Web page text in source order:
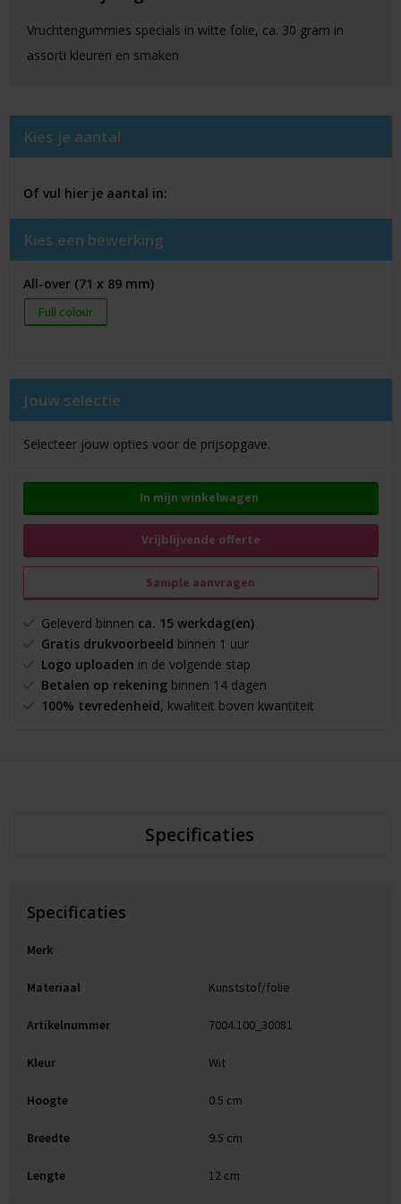
Vruchtengummies specials in witte folie, ca. 30 gram in
assorti kleuren en smaken
Kies je aantal
Of vul hier je aantal in:
Kies een bewerking
All-over (71 x 89 mm)
Full colour
Jouw selectie
Selecteer jouw opties voor de prijsopgave.
In mijn winkelwagen
Vrijblijvende offerte
Sample aanvragen
Geleverd binnen ca. 15 werkdag(en)
Gratis drukvoorbeeld binnen 1 uur
Logo uploaden in de volgende stap
Betalen op rekeningbinnen 14 dagen
100% tevredenheid, kwaliteit boven kwantiteit
Specificaties
Specificaties
Merk
Materiaal Kunststof/folie
Artikelnummer 7004.100_30081
Kleur Wit
Hoogte 0.5 cm
Breedte 9.5 cm
Lengte 12 cm